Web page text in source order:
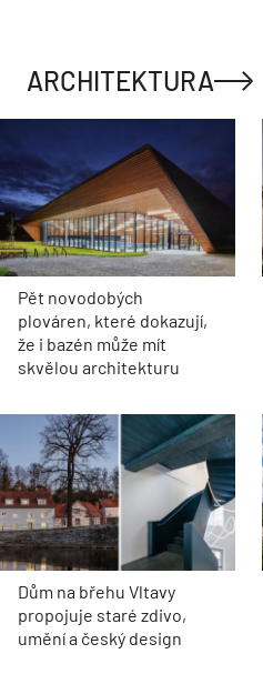
ARCHITEKTURA
Pět novodobých
plováren, které dokazují,
že i bazén může mít
skvělou architekturu
Dům na břehu Vltavy
propojuje staré zdivo,
umění a český design